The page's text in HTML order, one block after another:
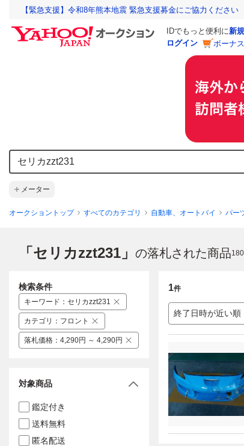
【緊急支援】令和8年熊本地震 緊急支援募金にご協力ください
IDでもっと便利に新
ログイン
ボーナ
メーター
オークショントップ すべてのカテゴリ 自動車、オートバイ パー
「セリカzzt231」 の落札された商品180
1件
終了日時が近い順
検索条件
キーワード ： セリカzzt231
カテゴリ ： フロント
落札価格 ： 4,290円 ～ 4,290円
対象商品
鑑定付き
送料無料
匿名配送